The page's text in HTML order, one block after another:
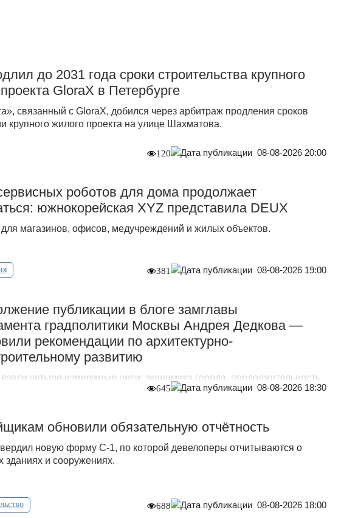
до 2031 года сроки строительства крупного
GloraX в Петербурге
связанный с GloraX, добился через арбитраж продления сроков
крупного жилого проекта на улице Шахматова.
120 08-08-2026 20:00
роботов для дома продолжает
южнокорейская XYZ представила DEUX
магазинов, офисов, медучреждений и жилых объектов.
381 08-08-2026 19:00
публикации в блоге замглавы
градполитики Москвы Андрея Дедкова —
рекомендации по архитектурно-
развитию
четыре измеримые цели: экономика города, продолжительность
комфорта и вовлечённости жителей.
645 08-08-2026 18:30
обновили обязательную отчётность
новую форму С-1, по которой девелоперы отчитываются о
зданиях и сооружениях.
688 08-08-2026 18:00